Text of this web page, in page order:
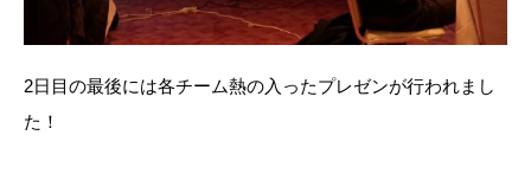
2日目の最後には各チーム熱の入ったプレゼンが行われまし
た！